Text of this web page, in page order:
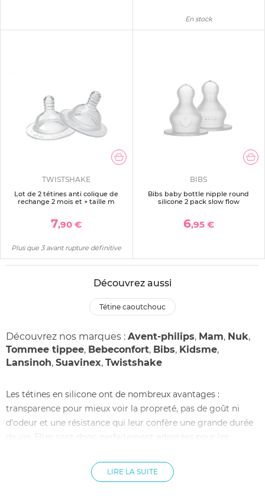
En stock
TWISTSHAKE
Lot de 2 tétines anti colique de
rechange 2 mois et + taille m
7,90 €
Plus que 3 avant rupture définitive
BIBS
Bibs baby bottle nipple round
silicone 2 pack slow flow
6,95 €
Découvrez aussi
tétine caoutchouc
Découvrez nos marques : Avent-philips, Mam, Nuk,
Tommee tippee, Bebeconfort, Bibs, Kidsme,
Lansinoh, Suavinex, Twistshake
Les tétines en silicone ont de nombreux avantages :
transparence pour mieux voir la propreté, pas de goût ni
d'odeur et une résistance qui leur confère une grande durée
de vie. Elles sont donc parfaitement adaptées pour les
tétines de biberon en silicone pour permettre à bébé de
manger en toute sécurité. allobébé vous propose un grand
LIRE LA SUITE